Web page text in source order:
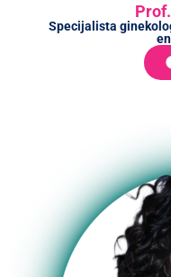
Specijalista